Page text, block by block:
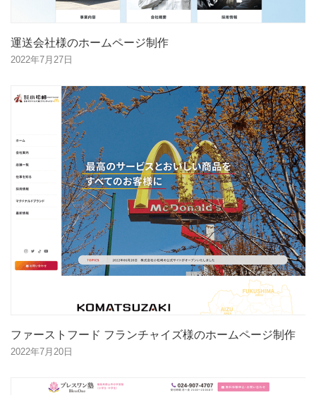
運送会社様のホームページ制作
2022年7月27日
ファーストフード フランチャイズ様のホームページ制作
2022年7月20日